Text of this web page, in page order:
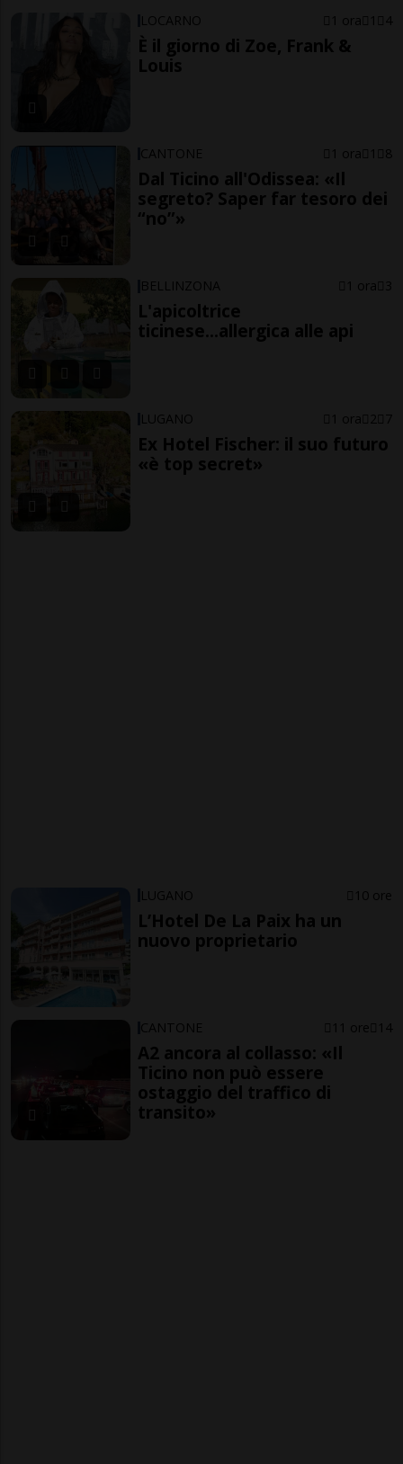
LOCARNO 1 ora 1 4
È il giorno di Zoe, Frank &
Louis
CANTONE 1 ora 1 8
Dal Ticino all'Odissea: «Il
segreto? Saper far tesoro dei
“no”»
BELLINZONA 1 ora 3
L'apicoltrice
ticinese...allergica alle api
LUGANO 1 ora 2 7
Ex Hotel Fischer: il suo futuro
«è top secret»
LUGANO 10 ore
L’Hotel De La Paix ha un
nuovo proprietario
CANTONE 11 ore 14
A2 ancora al collasso: «Il
Ticino non può essere
ostaggio del traffico di
transito»